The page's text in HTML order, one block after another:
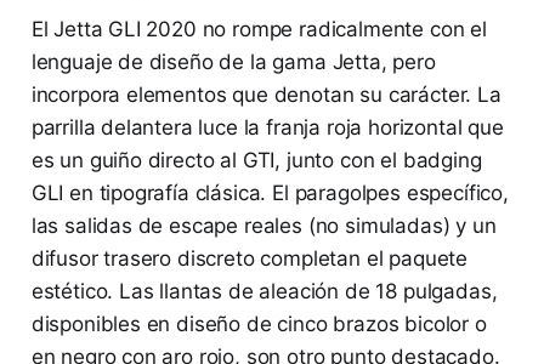
El Jetta GLI 2020 no rompe radicalmente con el
lenguaje de diseño de la gama Jetta, pero
incorpora elementos que denotan su carácter. La
parrilla delantera luce la franja roja horizontal que
es un guiño directo al GTI, junto con el badging
GLI en tipografía clásica. El paragolpes específico,
las salidas de escape reales (no simuladas) y un
difusor trasero discreto completan el paquete
estético. Las llantas de aleación de 18 pulgadas,
disponibles en diseño de cinco brazos bicolor o
en negro con aro rojo, son otro punto destacado.